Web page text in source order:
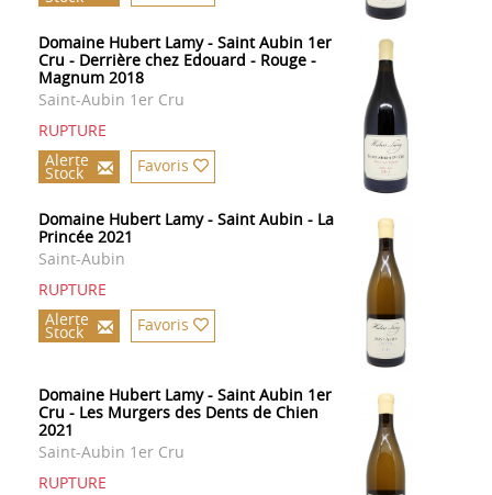
Domaine Hubert Lamy - Saint Aubin 1er
Cru - Derrière chez Edouard - Rouge -
Magnum 2018
Saint-Aubin 1er Cru
RUPTURE
Alerte
Stock Favoris
Domaine Hubert Lamy - Saint Aubin - La
Princée 2021
Saint-Aubin
RUPTURE
Alerte
Stock Favoris
Domaine Hubert Lamy - Saint Aubin 1er
Cru - Les Murgers des Dents de Chien
2021
Saint-Aubin 1er Cru
RUPTURE